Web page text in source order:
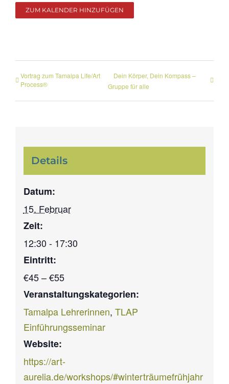
ZUM KALENDER HINZUFÜGEN
Vortrag zum Tamalpa Life/Art
Process®
Dein Körper, Dein Kompass –
Gruppe für alle
Details
Datum:
15. Februar
Zeit:
12:30 - 17:30
Eintritt:
€45 – €55
Veranstaltungskategorien:
Tamalpa Lehrerinnen, TLAP
Einführungsseminar
Website:
https://art-
aurelia.de/workshops/#winterträumefrühjahr